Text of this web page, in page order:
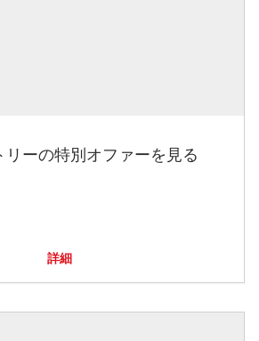
リーの特別オファーを見る
詳細